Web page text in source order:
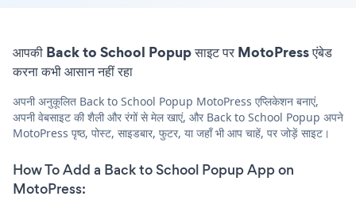
आपकी Back to School Popup साइट पर MotoPress एंबेड
करना कभी आसान नहीं रहा
अपनी अनुकूलित Back to School Popup MotoPress एप्लिकेशन बनाएं,
अपनी वेबसाइट की शैली और रंगों से मेल खाएं, और Back to School Popup अपने
MotoPress पृष्ठ, पोस्ट, साइडबार, फुटर, या जहाँ भी आप चाहें, पर जोड़ें साइट।
How To Add a Back to School Popup App on
MotoPress: